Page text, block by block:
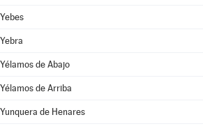
Yebes
Yebra
Yélamos de Abajo
Yélamos de Arriba
Yunquera de Henares